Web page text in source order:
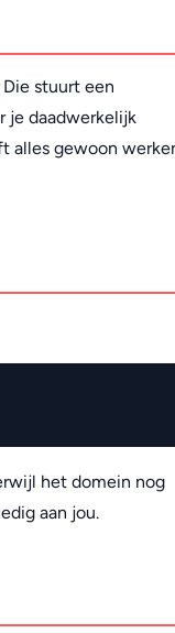
stuurt een
je daadwerkelijk
alles gewoon
het domein nog
aan jou.